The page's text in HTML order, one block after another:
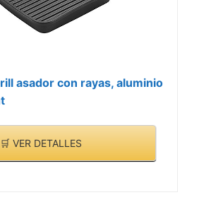
asador con rayas, aluminio
🛒 VER DETALLES